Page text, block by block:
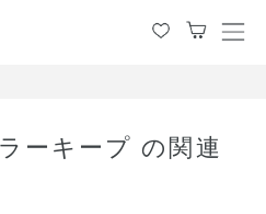
メ
ーキープ の関連